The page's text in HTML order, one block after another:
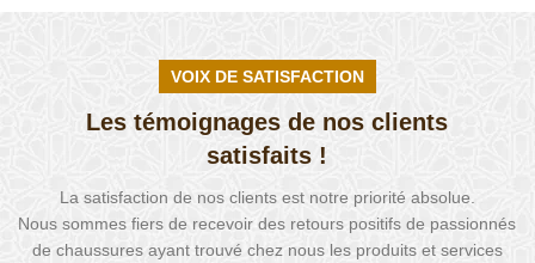
VOIX DE SATISFACTION
Les témoignages de nos clients
satisfaits !
La satisfaction de nos clients est notre priorité absolue.
Nous sommes fiers de recevoir des retours positifs de passionnés
de chaussures ayant trouvé chez nous les produits et services